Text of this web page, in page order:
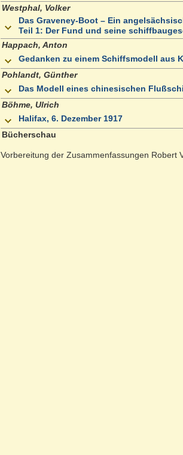
Westphal, Volker
Das Graveney-Boot – Ein
Teil 1: Der Fund und seine
Happach, Anton
Gedanken zu einem Schiffsmodell aus
Pohlandt, Günther
Das Modell eines chinesischen
Böhme, Ulrich
Halifax, 6. Dezember 1917
Bücherschau
Vorbereitung der Zusammenfassungen Robert